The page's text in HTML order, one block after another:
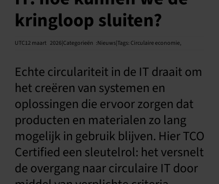
Nederlands
kringloop sluiten?
UTC12 maart 2026|Categorieën :Nieuws|Tags: Circulaire economie,
Echte circulariteit in de IT draait om
het creëren van systemen en
oplossingen die ervoor zorgen dat
producten en materialen zo lang
mogelijk in gebruik blijven. Hier TCO
Certified een sleutelrol: het versnelt
de overgang naar circulaire IT door